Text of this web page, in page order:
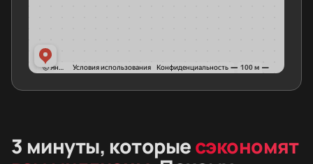
3 минуты, которыесэкономят